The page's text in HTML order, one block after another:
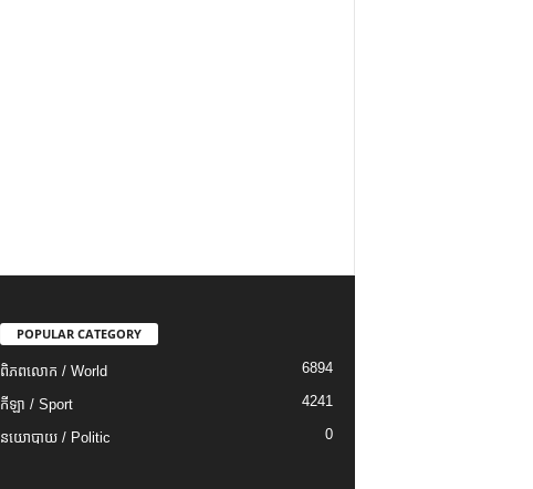
POPULAR CATEGORY
ពិភពលោក / World 6894
កីឡា / Sport 4241
នយោបាយ / Politic 0